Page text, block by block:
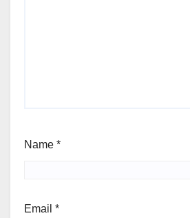
Name *
Email *